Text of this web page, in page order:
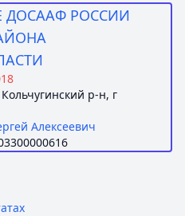
ДОСААФ РОССИИ
р-н, г
Алексеевич